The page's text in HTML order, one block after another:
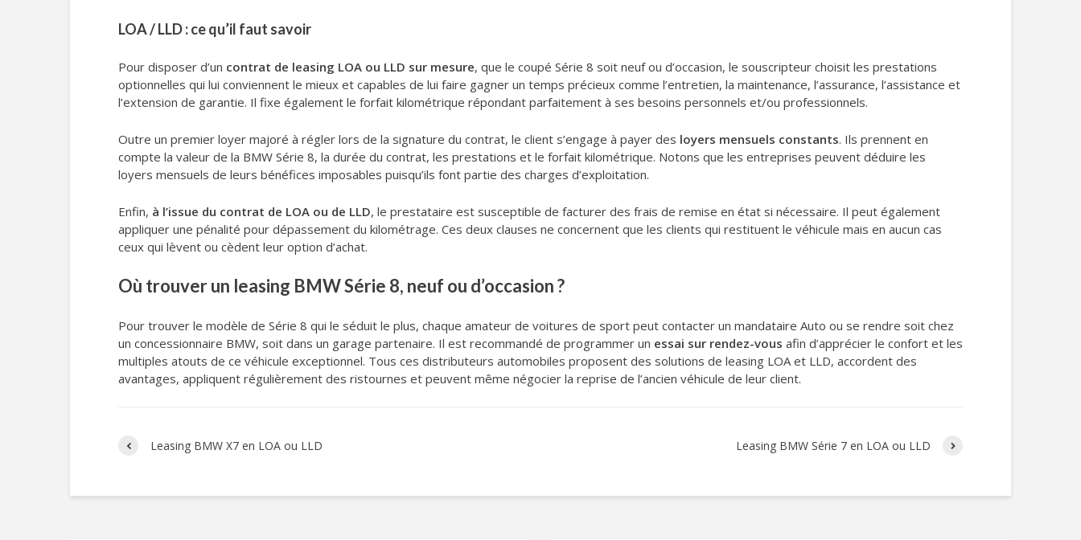
LOA / LLD : ce qu’il faut savoir
Pour disposer d’un contrat de leasing LOA ou LLD sur mesure, que le coupé Série 8 soit neuf ou d’occasion, le souscripteur choisit les prestations
optionnelles qui lui conviennent le mieux et capables de lui faire gagner un temps précieux comme l’entretien, la maintenance, l’assurance, l’assistance et
l’extension de garantie. Il fixe également le forfait kilométrique répondant parfaitement à ses besoins personnels et/ou professionnels.
Outre un premier loyer majoré à régler lors de la signature du contrat, le client s’engage à payer des loyers mensuels constants. Ils prennent en
compte la valeur de la BMW Série 8, la durée du contrat, les prestations et le forfait kilométrique. Notons que les entreprises peuvent déduire les
loyers mensuels de leurs bénéfices imposables puisqu’ils font partie des charges d’exploitation.
Enfin, à l’issue du contrat de LOA ou de LLD, le prestataire est susceptible de facturer des frais de remise en état si nécessaire. Il peut également
appliquer une pénalité pour dépassement du kilométrage. Ces deux clauses ne concernent que les clients qui restituent le véhicule mais en aucun cas
ceux qui lèvent ou cèdent leur option d’achat.
Où trouver un leasing BMW Série 8, neuf ou d’occasion ?
Pour trouver le modèle de Série 8 qui le séduit le plus, chaque amateur de voitures de sport peut contacter un mandataire Auto ou se rendre soit chez
un concessionnaire BMW, soit dans un garage partenaire. Il est recommandé de programmer un essai sur rendez-vous afin d’apprécier le confort et les
multiples atouts de ce véhicule exceptionnel. Tous ces distributeurs automobiles proposent des solutions de leasing LOA et LLD, accordent des
avantages, appliquent régulièrement des ristournes et peuvent même négocier la reprise de l’ancien véhicule de leur client.
Leasing BMW X7 en LOA ou LLD Leasing BMW Série 7 en LOA ou LLD